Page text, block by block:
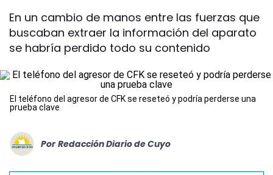
En un cambio de manos entre las fuerzas que
buscaban extraer la información del aparato
se habría perdido todo su contenido
El teléfono del agresor de CFK se reseteó y podría perderse una
prueba clave
Por Redacción Diario de Cuyo